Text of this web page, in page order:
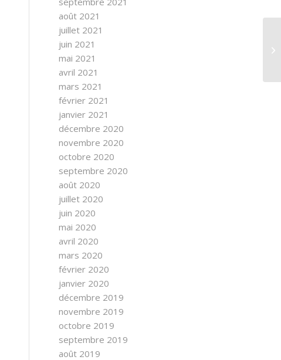
août 2021
juillet 2021
juin 2021
mai 2021
avril 2021
mars 2021
février 2021
janvier 2021
décembre 2020
novembre 2020
octobre 2020
septembre 2020
août 2020
juillet 2020
juin 2020
mai 2020
avril 2020
mars 2020
février 2020
janvier 2020
décembre 2019
novembre 2019
octobre 2019
septembre 2019
août 2019